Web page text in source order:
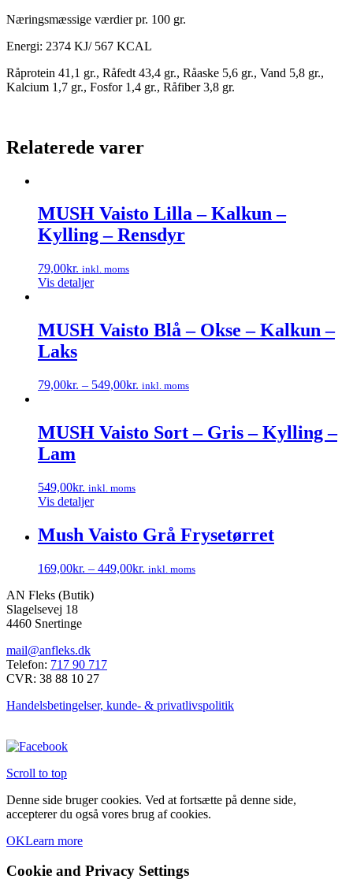
Næringsmæssige værdier pr. 100 gr.
Energi: 2374 KJ/ 567 KCAL
Råprotein 41,1 gr., Råfedt 43,4 gr., Råaske 5,6 gr., Vand 5,8 gr.,
Kalcium 1,7 gr., Fosfor 1,4 gr., Råfiber 3,8 gr.
Relaterede varer
MUSH Vaisto Lilla – Kalkun –
Kylling – Rensdyr
79,00kr. inkl. moms
Vis detaljer
MUSH Vaisto Blå – Okse – Kalkun –
Laks
79,00kr. – 549,00kr. inkl. moms
har
flere
varianter.
kan
vælges
på
varesiden
MUSH Vaisto Sort – Gris – Kylling –
Lam
549,00kr. inkl. moms
Vis detaljer
Mush Vaisto Grå Frysetørret
169,00kr. – 449,00kr. inkl. moms
vare
har
flere
Mulighederne
kan
vælges
varesiden
AN Fleks (Butik)
Slagelsevej 18
4460 Snertinge
mail@anfleks.dk
Telefon: 717 90 717
CVR: 38 88 10 27
Handelsbetingelser, kunde- & privatlivspolitik
Scroll to top
Denne side bruger cookies. Ved at fortsætte på denne side,
accepterer du også vores brug af cookies.
OKLearn more
Cookie and Privacy Settings